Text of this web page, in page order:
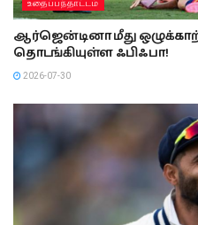
உதைப்பந்தாட்டம்
ஆர்ஜென்டினா மீது
தொடங்கியுள்ள ஃபிஃபா!
2026-07-30